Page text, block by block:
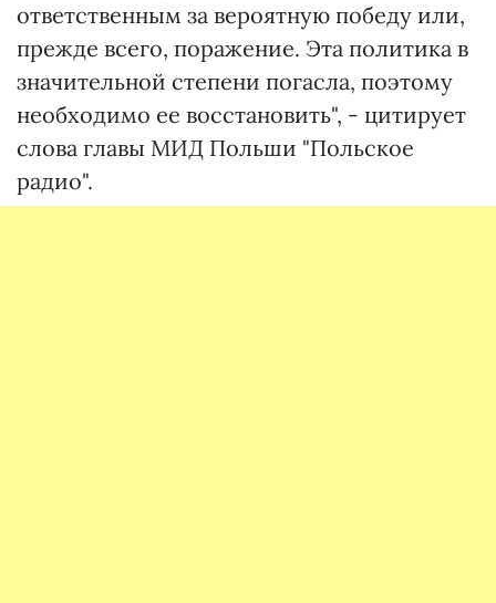
ответственным за вероятную победу или,
прежде всего, поражение. Эта политика в
значительной степени погасла, поэтому
необходимо ее восстановить", - цитирует
слова главы МИД Польши "Польское
радио".